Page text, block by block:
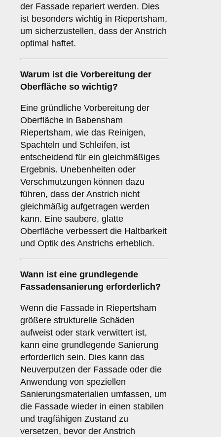
der Fassade repariert werden. Dies
ist besonders wichtig in Riepertsham,
um sicherzustellen, dass der Anstrich
optimal haftet.
Warum ist die Vorbereitung der
Oberfläche so wichtig?
Eine gründliche Vorbereitung der
Oberfläche in Babensham
Riepertsham, wie das Reinigen,
Spachteln und Schleifen, ist
entscheidend für ein gleichmäßiges
Ergebnis. Unebenheiten oder
Verschmutzungen können dazu
führen, dass der Anstrich nicht
gleichmäßig aufgetragen werden
kann. Eine saubere, glatte
Oberfläche verbessert die Haltbarkeit
und Optik des Anstrichs erheblich.
Wann ist eine grundlegende
Fassadensanierung erforderlich?
Wenn die Fassade in Riepertsham
größere strukturelle Schäden
aufweist oder stark verwittert ist,
kann eine grundlegende Sanierung
erforderlich sein. Dies kann das
Neuverputzen der Fassade oder die
Anwendung von speziellen
Sanierungsmaterialien umfassen, um
die Fassade wieder in einen stabilen
und tragfähigen Zustand zu
versetzen, bevor der Anstrich